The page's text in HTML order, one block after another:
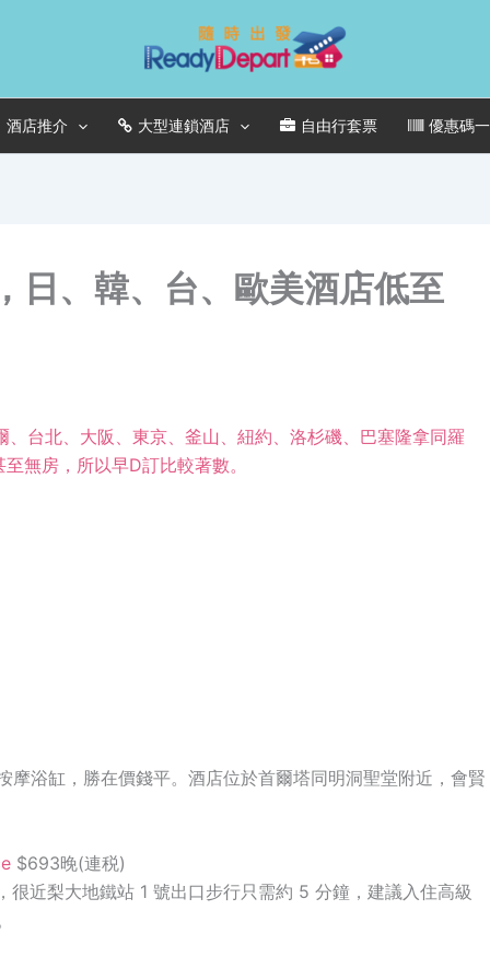
酒店推介 大型連鎖酒店 自由行套票 優惠碼
日、韓、台、歐美酒店低至
台北、大阪、東京、釜山、紐約、洛杉磯、巴塞隆拿同羅
至無房，所以早D訂比較著數。
浴缸，勝在價錢平。酒店位於首爾塔同明洞聖堂附近，會賢
$693晚(連税)
很近梨大地鐵站 1 號出口步行只需約 5 分鐘，建議入住高級